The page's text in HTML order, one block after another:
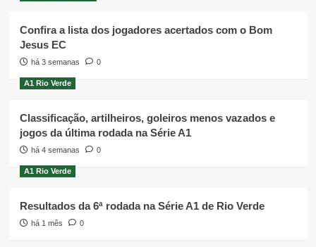
Confira a lista dos jogadores acertados com o Bom
Jesus EC
há 3 semanas 0
A1 Rio Verde
Classificação, artilheiros, goleiros menos vazados e
jogos da última rodada na Série A1
há 4 semanas 0
A1 Rio Verde
Resultados da 6ª rodada na Série A1 de Rio Verde
há 1 mês 0